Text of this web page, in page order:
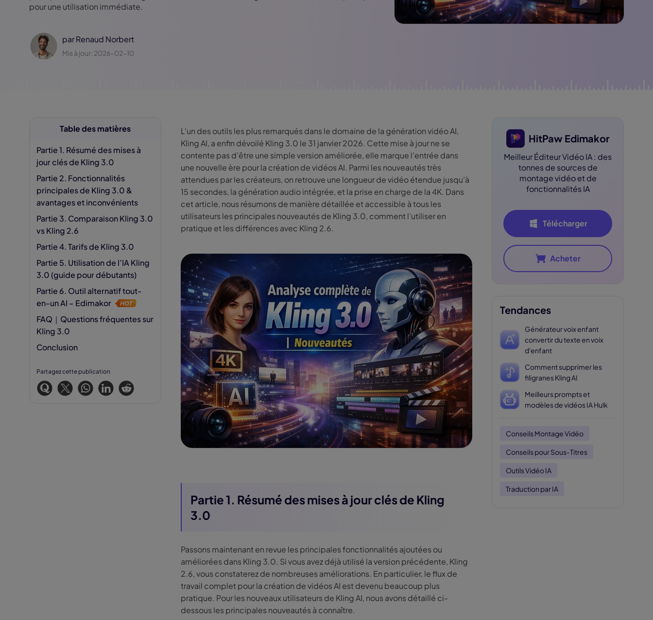
Détection du
silence
Chaîne YouTube officielle
pour une utilisation immédiate.
parRenaud Norbert
Mis à jour: 2026-02-10
Table des matières
Partie 1. Résumé des mises à
jour clés de Kling 3.0
Partie 2. Fonctionnalités
principales de Kling 3.0 &
avantages et inconvénients
Partie 3. Comparaison Kling 3.0
vs Kling 2.6
Partie 4. Tarifs de Kling 3.0
Partie 5. Utilisation de l’IA Kling
3.0 (guide pour débutants)
Partie 6. Outil alternatif tout-
en-un AI – Edimakor
FAQ｜Questions fréquentes sur
Kling 3.0
Conclusion
Partagez cette publication
L'un des outils les plus remarqués dans le domaine de la génération vidéo AI,
Kling AI, a enfin dévoilé Kling 3.0 le 31 janvier 2026. Cette mise à jour ne se
contente pas d’être une simple version améliorée, elle marque l’entrée dans
une nouvelle ère pour la création de vidéos AI. Parmi les nouveautés très
attendues par les créateurs, on retrouve une longueur de vidéo étendue jusqu’à
15 secondes, la génération audio intégrée, et la prise en charge de la 4K. Dans
cet article, nous résumons de manière détaillée et accessible à tous les
utilisateurs les principales nouveautés de Kling 3.0, comment l’utiliser en
pratique et les différences avec Kling 2.6.
Partie 1. Résumé des mises à jour clés de Kling
3.0
Passons maintenant en revue les principales fonctionnalités ajoutées ou
améliorées dans Kling 3.0. Si vous avez déjà utilisé la version précédente, Kling
2.6, vous constaterez de nombreuses améliorations. En particulier, le flux de
travail complet pour la création de vidéos AI est devenu beaucoup plus
pratique. Pour les nouveaux utilisateurs de Kling AI, nous avons détaillé ci-
dessous les principales nouveautés à connaître.
HitPaw Edimakor
Meilleur Éditeur Vidéo IA : des
tonnes de sources de
montage vidéo et de
fonctionnalités IA
Télécharger
Acheter
Tendances
Générateur voix enfant
convertir du texte en voix
d'enfant
Comment supprimer les
filigranes Kling AI
Meilleurs prompts et
modèles de vidéos IA Hulk
Conseils Montage Vidéo
Conseils pour Sous-Titres
Outils Vidéo IA
Traduction par IA